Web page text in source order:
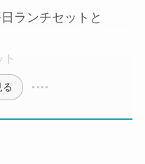
ランチセットと
る